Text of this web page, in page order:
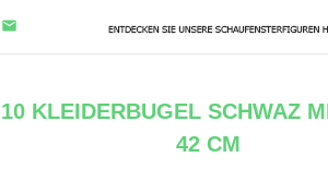
10 KLEIDERBUGEL SCHWAZ
42 CM